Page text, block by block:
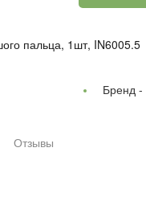
пальца, 1шт, IN6005.5
Бренд -
Отзывы